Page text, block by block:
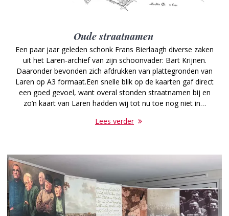
Oude straatnamen
Een paar jaar geleden schonk Frans Bierlaagh diverse zaken
uit het Laren-archief van zijn schoonvader: Bart Krijnen.
Daaronder bevonden zich afdrukken van plattegronden van
Laren op A3 formaat.Een snelle blik op de kaarten gaf direct
een goed gevoel, want overal stonden straatnamen bij en
zo’n kaart van Laren hadden wij tot nu toe nog niet in…
Lees verder